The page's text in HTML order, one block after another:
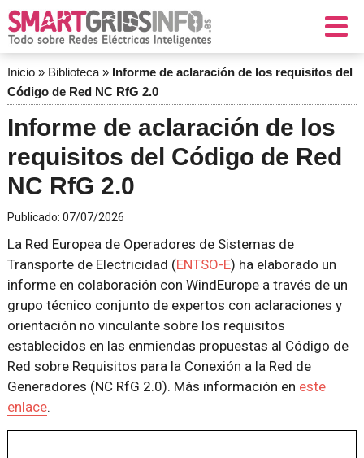
Inicio» Biblioteca» Informe de aclaración de los requisitos del
Código de Red NC RfG 2.0
Informe de aclaración de los
requisitos del Código de Red
NC RfG 2.0
Publicado: 07/07/2026
La Red Europea de Operadores de Sistemas de
Transporte de Electricidad (ENTSO-E) ha elaborado un
informe en colaboración con WindEurope a través de un
grupo técnico conjunto de expertos con aclaraciones y
orientación no vinculante sobre los requisitos
establecidos en las enmiendas propuestas al Código de
Red sobre Requisitos para la Conexión a la Red de
Generadores (NC RfG 2.0). Más información en este
enlace.